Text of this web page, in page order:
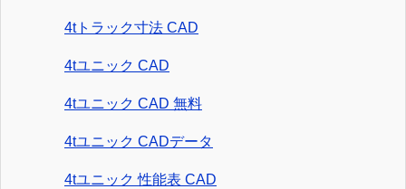
4tトラック寸法 CAD
4tユニック CAD
4tユニック CAD 無料
4tユニック CADデータ
4tユニック 性能表 CAD